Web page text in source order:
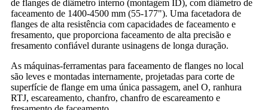
de flanges de diâmetro interno (montagem ID), com diâmetro de
faceamento de 1400-4500 mm (55-177"). Uma facetadora de
flanges de alta resistência com capacidades de faceamento e
fresamento, que proporciona faceamento de alta precisão e
fresamento confiável durante usinagens de longa duração.
As máquinas-ferramentas para faceamento de flanges no local
são leves e montadas internamente, projetadas para corte de
superfície de flange em uma única passagem, anel O, ranhura
RTJ, escareamento, chanfro, chanfro de escareamento e